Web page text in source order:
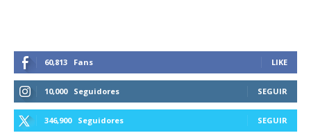
60,813 Fans LIKE
10,000 Seguidores SEGUIR
346,900 Seguidores SEGUIR